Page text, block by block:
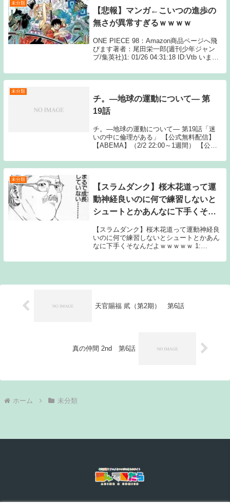
未分類
【悲報】マンガ←こいつの進歩の
無さが異常すぎるｗｗｗｗ
ONE PIECE 98：Amazon商品ページへ飛
びます著者：尾田栄一郎(週刊少年ジャン
プ/集英社)1: 01/26 04:31:18 ID:Vtb いまだ
やろ 2: 01/26 04:32:15 と...
未分類
チ。―地球の運動について― 第
19話
チ。―地球の運動について― 第19話「迷
いの中に倫理がある」 【公式無料配信】
【ABEMA】（2/2 22:00～1週間） 【公式
について― 動画一覧TOPへSource: New
feedチ。...
未分類
【スラムダンク】桜木花道って運
動神経良いのに何で練習しないと
シュートとかあんなに下手くそな
【スラムダンク】桜木花道って運動神経良
いのに何で練習しないとシュートとかあん
なに下手くそなんだよｗｗｗｗｗ 1:
なんか殆どしなくてもゴール下のシュート
天官賜福 貮（第2期） 第6話
真の仲間 2nd 第6話
ホーム 未分類